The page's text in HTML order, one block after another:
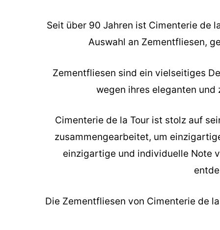
Seit über 90 Jahren ist Cimenterie de
Auswahl an Zementfliesen,
Zementfliesen sind ein vielseitiges
wegen ihres eleganten
Cimenterie de la Tour ist stolz auf
zusammengearbeitet, um
einzigartige und individuelle Note
Die Zementfliesen von Cimenterie de